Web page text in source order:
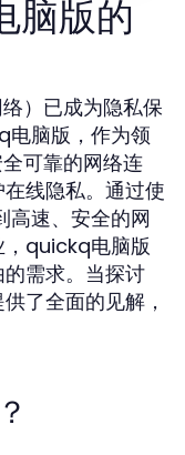
脑版的
）已成为隐私保
脑版，作为领
可靠的网络连
线隐私。通过使
速、安全的网
，quickq电脑版
需求。当探讨
了全面的见解，